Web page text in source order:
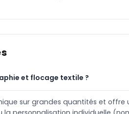
et flocage textile ?
sur grandes quantités et